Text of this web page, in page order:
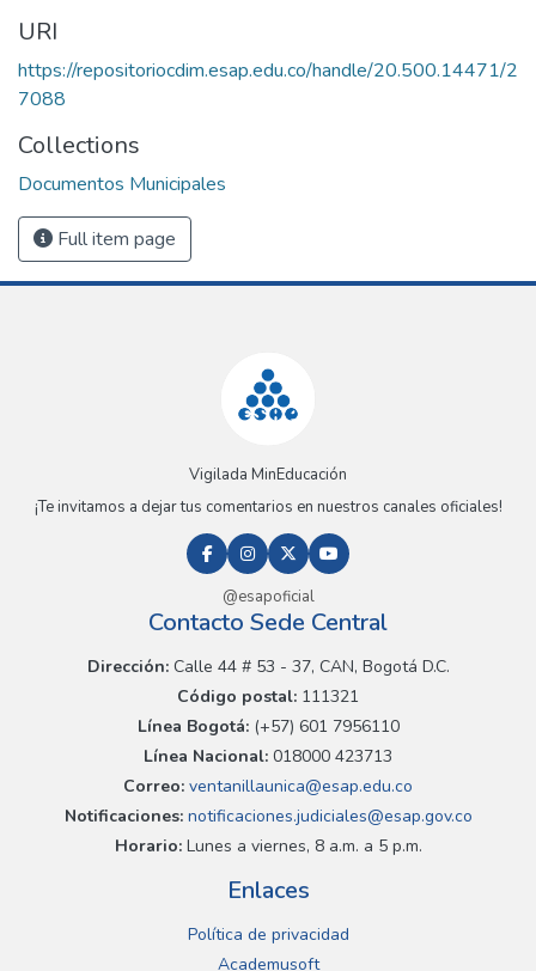
URI
https://repositoriocdim.esap.edu.co/handle/20.500.14471/2
7088
Collections
Documentos Municipales
Full item page
Vigilada MinEducación
¡Te invitamos a dejar tus comentarios en nuestros canales oficiales!
@esapoficial
Contacto Sede Central
Dirección:Calle 44 # 53 - 37, CAN, Bogotá D.C.
Código postal: 111321
Línea Bogotá:(+57) 601 7956110
Línea Nacional: 018000 423713
Correo: ventanillaunica@esap.edu.co
Notificaciones:notificaciones.judiciales@esap.gov.co
Horario:Lunes a viernes, 8 a.m. a 5 p.m.
Enlaces
Política de privacidad
Academusoft